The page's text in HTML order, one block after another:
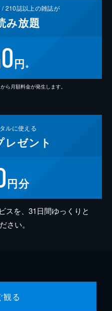
/210誌以上の雑誌が
み放題
0円 ※
ら月額料金が発生します。
ルに使える
レゼント
円分
スを、31日間ゆっくりと
さい。
観る